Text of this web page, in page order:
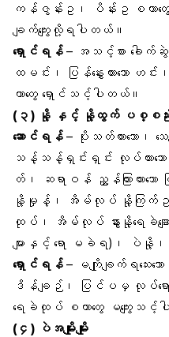
ကန်ဇွန်းဥ ၊ ပိန်းဥ စတာတွေ
ချက်ကျွေးလို့ရပါတယ်။
ရှောင်ရန်– အသင့်စား ခေါက်ဆွဲခြ
ထမင်း၊ ပြန်နွှေးထားသော ဟင်
တာတွေ ရှောင်သင့်ပါတယ်။
(၃) နို့ နှင့် နို့ထွက် ပစ္စည်းမ
ဆောင်ရန်– ပိုးသတ်ထားသော၊ သေခ
သန့်သန့်ရှင်းရှင်း လုပ်ထား
တ်၊ ဆရာဝန် ညွှန်ကြားထားသ
နို့မှုန့်၊ အိမ်လုပ် နို့ကြက်ဥ
ထုပ်၊ အိမ်လုပ် နွားနို့ရေခဲချောင်
များနှင့် ရော မခဲရ)၊ ပဲနို့၊
ရှောင်ရန်– မကျိုချက်ရသေးသော
ဒိန်ချဉ်၊ ပြင်ပမှ လုပ်ရောင်
ရေခဲထုပ် စတာတွေ မကျွေးသင့်ပ
(၄) ပဲအမျိုးမျိုး